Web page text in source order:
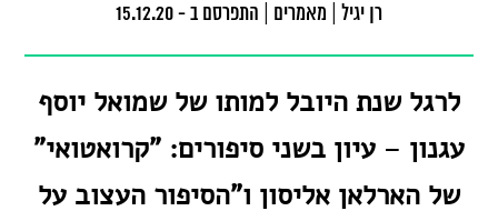
רן יגיל מאמרים התפרסם ב - 15.12.20
לרגל שנת היובל למותו של שמואל יוסף
עגנון – עיון בשני סיפורים: "קרואטואי"
של הארלאן אליסון ו"הסיפור העצוב על